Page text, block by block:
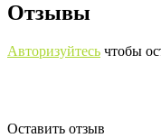
Отзывы
Авторизуйтесь чтобы
Оставить отзыв